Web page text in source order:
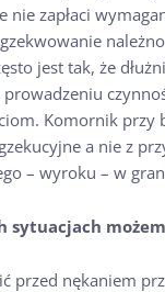
nie zapłaci
jest tak, że
prowadzeniu
Komornik przy
a nie z
– wyroku – w
sytuacjach
przed nękaniem